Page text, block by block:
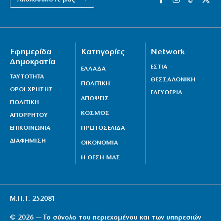
8|08|2026 | 6:30
Γιατί η Εκκλησία δε μιλά για τον θάνατο της Παναγίας;
Ελληνικές scale-ups: Υψηλή αισιοδοξία, αλλά «φρένο»
στις προσλήψεις
7|08|2026 | 23:40
Εφημερίδα
Δημοκρατία
ΤΑΥΤΟΤΗΤΑ
ΟΡΟΙ ΧΡΗΣΗΣ
ΠΟΛΙΤΙΚΗ
ΑΠΟΡΡΗΤΟΥ
ΕΠΙΚΟΙΝΩΝΙΑ
ΔΙΑΦΗΜΙΣΗ
Κατηγορίες
ΕΛΛΑΔΑ
ΠΟΛΙΤΙΚΗ
ΑΠΟΨΕΙΣ
ΚΟΣΜΟΣ
ΠΡΩΤΟΣΕΛΙΔΑ
ΟΙΚΟΝΟΜΙΑ
Η ΘΕΣΗ ΜΑΣ
Network
ΕΣΤΙΑ
ΘΕΣΣΑΛΟΝΙΚΗ
ΕΛΕΥΘΕΡΙΑ
Μ.Η.Τ. 252081
© 2026 — Το σύνολο του περιεχομένου και των υπηρεσιών